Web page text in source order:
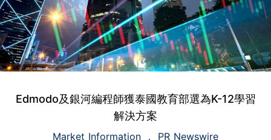
Edmodo及銀河編程師獲泰國教育部選為K-12學習
解決方案
Market Information PR Newswire